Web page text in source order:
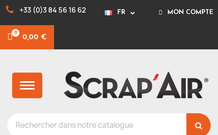
FR MON COMPTE
+33 (0)3 84 56 16 62
0,00 €